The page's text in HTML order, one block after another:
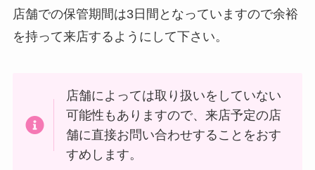
店舗での保管期間は3日間となっていますので余裕
を持って来店するようにして下さい。
店舗によっては取り扱いをしていない
可能性もありますので、来店予定の店
舗に直接お問い合わせすることをおす
すめします。